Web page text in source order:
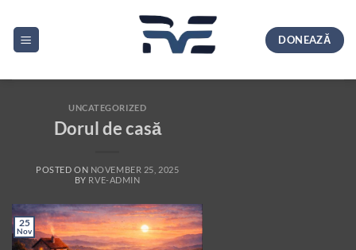
content
DONEAZĂ
UNCATEGORIZED
Dorul de casă
POSTED ON NOVEMBER 25, 2025
BY RVE-ADMIN
25
Nov